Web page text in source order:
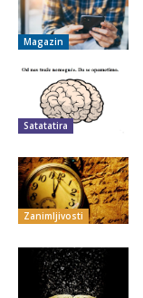
Magazin
Satatatira
Zanimljivosti